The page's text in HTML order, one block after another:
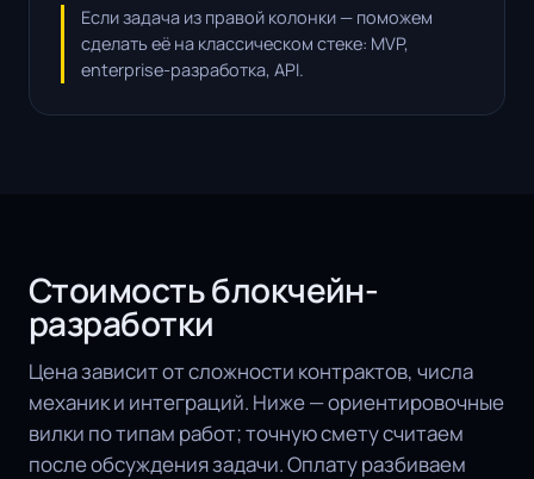
Если задача из правой колонки — поможем
сделать её на классическом стеке: MVP,
enterprise-разработка, API.
Стоимость блокчейн-
разработки
Цена зависит от сложности контрактов, числа
механик и интеграций. Ниже — ориентировочные
вилки по типам работ; точную смету считаем
после обсуждения задачи. Оплату разбиваем